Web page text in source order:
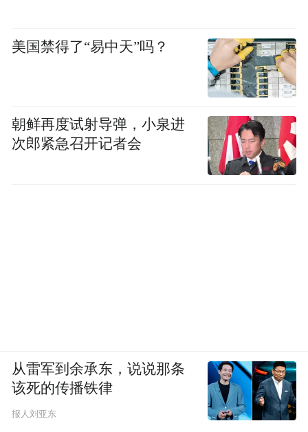
美国禁得了“易中天”吗？
朝鲜再度试射导弹，小泉进
次郎紧急召开记者会
从雷军到余承东，说说那条
该死的传播铁律
报人刘亚东